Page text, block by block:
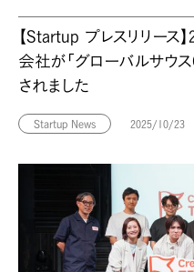
【Startup プレスリリー
会社が「グローバルサウ
されました
Startup News 2025/10/23